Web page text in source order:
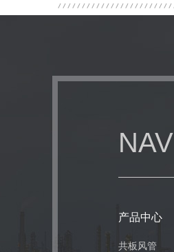
NAV
产品中心
共板风管